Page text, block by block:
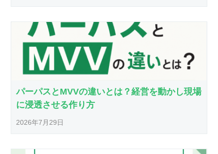
パーパスとMVVの違いとは？経営を動かし現場
に浸透させる作り方
2026年7月29日